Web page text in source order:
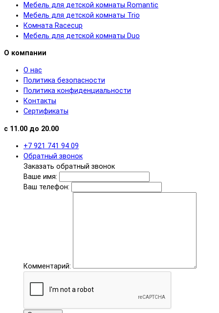
Мебель для детской комнаты Romantic
Мебель для детской комнаты Trio
Комната Racecup
Мебель для детской комнаты Duo
О компании
О нас
Политика безопасности
Политика конфиденциальности
Контакты
Сертификаты
с 11.00 до 20.00
+7 921 741 94 09
Обратный звонок
Заказать обратный звонок
Ваше имя:
Ваш телефон:
Комментарий: